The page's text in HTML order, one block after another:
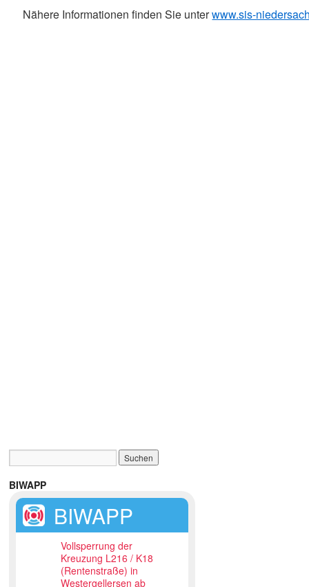
Nähere Informationen finden Sie unterwww.sis-
BIWAPP
BIWAPP
Vollsperrung der
Kreuzung L216 / K18
(Rentenstraße) in
Westergellersen ab